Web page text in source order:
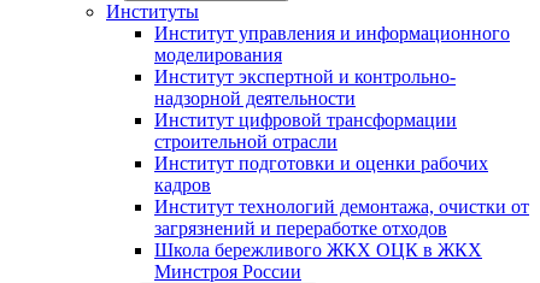
Институты
Институт управления и информационного
моделирования
Институт экспертной и контрольно-
надзорной деятельности
Институт цифровой трансформации
строительной отрасли
Институт подготовки и оценки рабочих
кадров
Институт технологий демонтажа, очистки от
загрязнений и переработке отходов
Школа бережливого ЖКХ ОЦК в ЖКХ
Минстроя России